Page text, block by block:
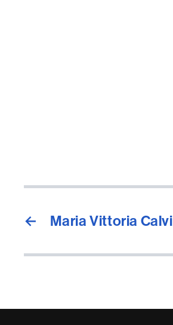
← Maria Vittoria Calvi